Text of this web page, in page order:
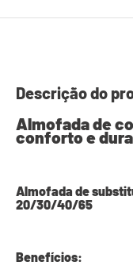
Descrição do
Almofada de
conforto e
Almofada de
20/30/40/65
Benefícios: